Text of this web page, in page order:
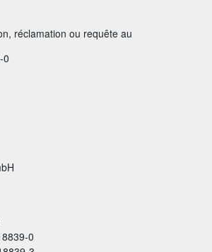
réclamation ou requête au
0
0